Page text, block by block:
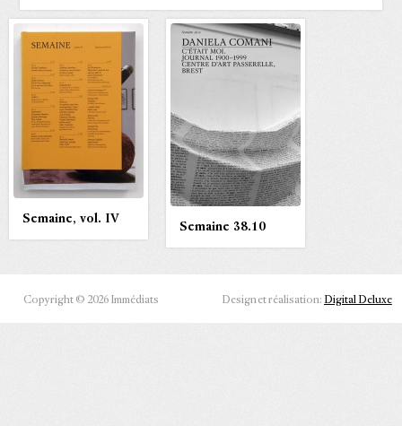
Semaine, vol. IV
Semaine 38.10
Copyright © 2026 Immédiats Design et réalisation: Digital Deluxe